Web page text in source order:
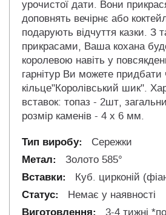
урочистої дати. Вони
доповнять вечірнє або
подарують відчуття казки. З
прикрасами, Ваша кохана
королевою навіть у
гарнітур Ви можете придбати
кільце"Королівський шик".
вставок: топаз - 2шт,
розмір каменів - 4 х 6 мм.
Сережки
Золото 585°
Куб. цирконій
Немає у наявності
3-4 тижні